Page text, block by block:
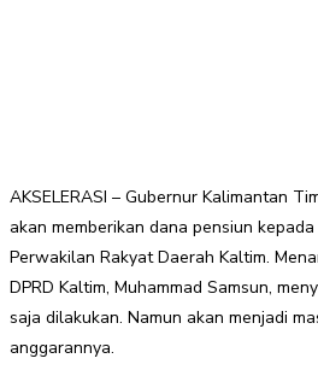
AKSELERASI – Gubernur Kalimantan
akan memberikan dana pensiun
Perwakilan Rakyat Daerah Kaltim.
DPRD Kaltim, Muhammad Samsun,
saja dilakukan. Namun akan menjadi
anggarannya.